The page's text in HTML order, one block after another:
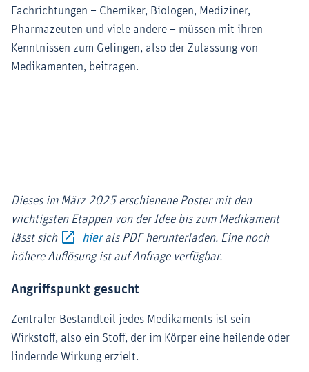
Fachrichtungen – Chemiker, Biologen, Mediziner,
Pharmazeuten und viele andere – müssen mit ihren
Kenntnissen zum Gelingen, also der Zulassung von
Medikamenten, beitragen.
Dieses im März 2025 erschienene Poster mit den
wichtigsten Etappen von der Idee bis zum Medikament
lässt sich
hierExterner-Link (Öffnet im neuen Fenster)
als PDF herunterladen. Eine noch
höhere Auflösung ist auf Anfrage verfügbar.
Angriffspunkt gesucht
Zentraler Bestandteil jedes Medikaments ist sein
Wirkstoff, also ein Stoff, der im Körper eine heilende oder
lindernde Wirkung erzielt.